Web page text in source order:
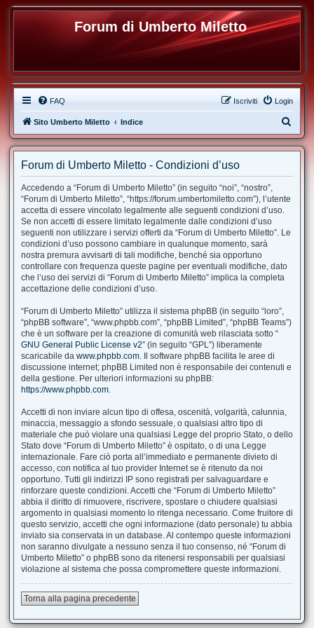
Forum di Umberto Miletto
FAQ Login
Iscriviti
Sito Umberto Miletto Indice
e
Forum di Umberto Miletto - Condizioni d’uso
Accedendo a “Forum di Umberto Miletto” (in seguito “noi”, “nostro”,
“Forum di Umberto Miletto”, “https://forum.umbertomiletto.com”), l’utente
accetta di essere vincolato legalmente alle seguenti condizioni d’uso.
Se non accetti di essere limitato legalmente dalle condizioni d’uso
seguenti non utilizzare i servizi offerti da “Forum di Umberto Miletto”. Le
condizioni d’uso possono cambiare in qualunque momento, sarà
nostra premura avvisarti di tali modifiche, benché sia opportuno
controllare con frequenza queste pagine per eventuali modifiche, dato
che l’uso dei servizi di “Forum di Umberto Miletto” implica la completa
accettazione delle condizioni d’uso.
“Forum di Umberto Miletto” utilizza il sistema phpBB (in seguito “loro”,
“phpBB software”, “www.phpbb.com”, “phpBB Limited”, “phpBB Teams”)
che è un software per la creazione di comunità web rilasciata sotto “
GNU General Public License v2” (in seguito “GPL”) liberamente
scaricabile da www.phpbb.com. Il software phpBB facilita le aree di
discussione internet; phpBB Limited non è responsabile dei contenuti e
della gestione. Per ulteriori informazioni su phpBB:
https://www.phpbb.com.
Accetti di non inviare alcun tipo di offesa, oscenità, volgarità, calunnia,
minaccia, messaggio a sfondo sessuale, o qualsiasi altro tipo di
materiale che può violare una qualsiasi Legge del proprio Stato, o dello
Stato dove “Forum di Umberto Miletto” è ospitato, o di una Legge
internazionale. Fare ciò porta all’immediato e permanente divieto di
accesso, con notifica al tuo provider Internet se è ritenuto da noi
opportuno. Tutti gli indirizzi IP sono registrati per salvaguardare e
rinforzare queste condizioni. Accetti che “Forum di Umberto Miletto”
abbia il diritto di rimuovere, riscrivere, spostare o chiudere qualsiasi
argomento in qualsiasi momento lo ritenga necessario. Come fruitore di
questo servizio, accetti che ogni informazione (dato personale) tu abbia
inviato sia conservata in un database. Al contempo queste informazioni
non saranno divulgate a nessuno senza il tuo consenso, né “Forum di
Umberto Miletto” o phpBB sono da ritenersi responsabili per qualsiasi
violazione al sistema che possa compromettere queste informazioni.
Torna alla pagina precedente